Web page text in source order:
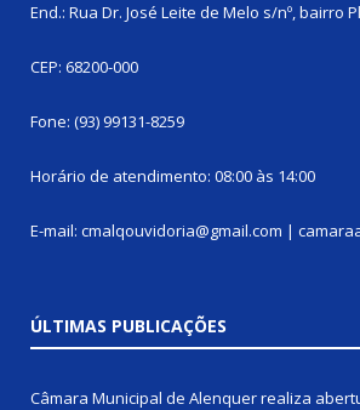
End.: Rua Dr. José Leite de Melo s/nº, bairro
CEP: 68200-000
Fone: (93) 99131-8259
Horário de atendimento: 08:00 às 14:00
E-mail: cmalqouvidoria@gmail.com |
ÚLTIMAS PUBLICAÇÕES
Câmara Municipal de Alenquer realiza